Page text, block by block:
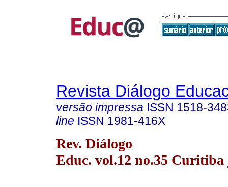
Revista Diálogo
versão impressa ISSN 1518-
line ISSN 1981-416X
Rev. Diálogo
Educ. vol.12 no.35 Curitiba